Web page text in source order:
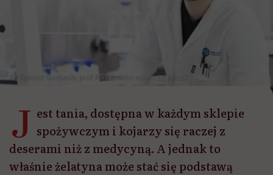
Dr Tomasz Swebocki, prof. PG / Źródło; media.pg.edu.pl
J est tania, dostępna w każdym sklepie
spożywczym i kojarzy się raczej z
deserami niż z medycyną. A jednak to
właśnie żelatyna może stać się podstawą